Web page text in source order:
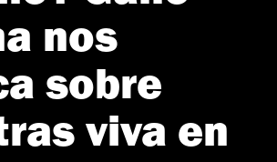
nos
sobre
viva en